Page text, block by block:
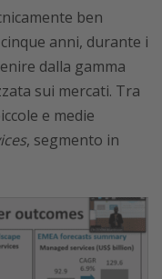
ben
anni, durante i
dalla gamma
sui mercati. Tra
e medie
, segmento in